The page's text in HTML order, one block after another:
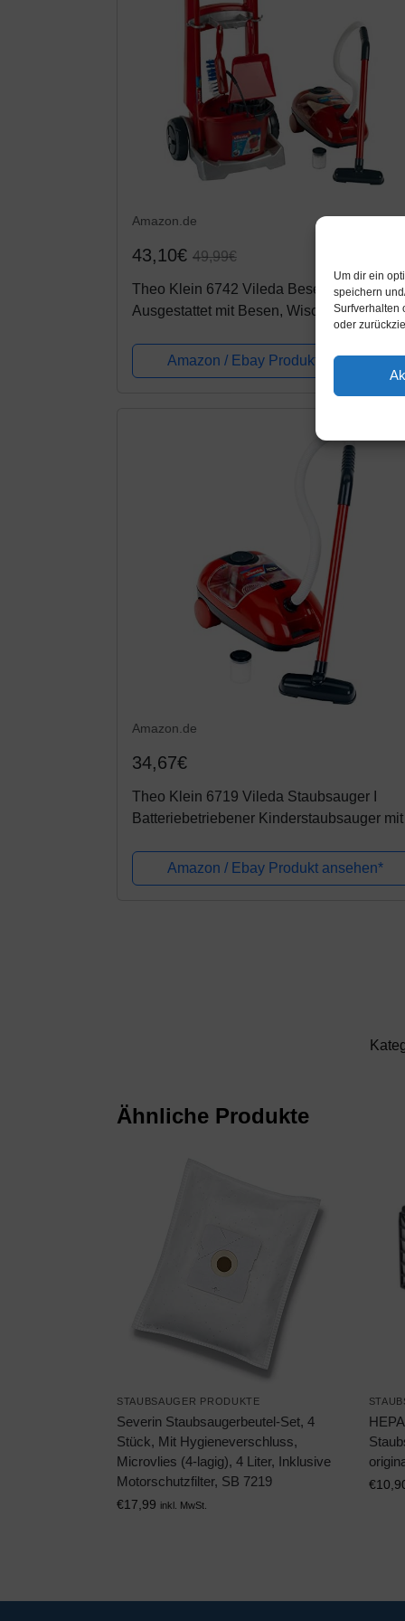
Um dir ein
speichern
Surfverhalten
oder
Amazon.de
43,10€ 49,99€
Theo Klein 6742 Vileda Besenwagen I
Ausgestattet mit Besen, Wischmop, Eimer
und vielem mehr I Batteriebetriebener
Staubsauger mit Saug- und Soundfunktion
|...
Amazon / Ebay Produkt ansehen*
Amazon.de
34,67€
Theo Klein 6719 Vileda Staubsauger I
Batteriebetriebener Kinderstaubsauger mit
cm x 15 cm I Spielzeug für Kinder ab...
Amazon / Ebay Produkt ansehen*
Ähnliche Produkte
STAUBSAUGER PRODUKTE
Severin Staubsaugerbeutel-Set, 4
Stück, Mit Hygieneverschluss,
Microvlies (4-lagig), 4 Liter, Inklusive
Motorschutzfilter, SB 7219
€17,99 inkl. MwSt.
€